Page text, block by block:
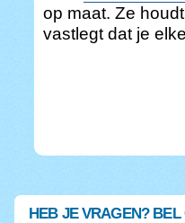
op maat. Ze
vastlegt dat je
HEB JE VRAGEN? BEL